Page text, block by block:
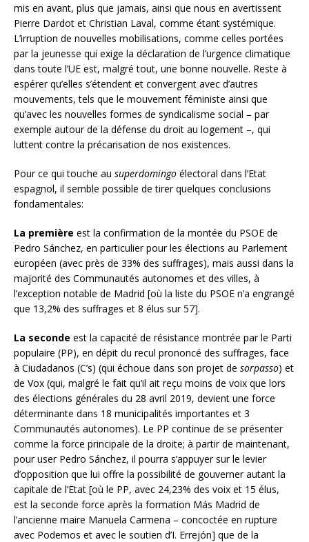
mis en avant, plus que jamais, ainsi que nous en avertissent
Pierre Dardot et Christian Laval, comme étant systémique.
L’irruption de nouvelles mobilisations, comme celles portées
par la jeunesse qui exige la déclaration de l’urgence climatique
dans toute l’UE est, malgré tout, une bonne nouvelle. Reste à
espérer qu’elles s’étendent et convergent avec d’autres
mouvements, tels que le mouvement féministe ainsi que
qu’avec les nouvelles formes de syndicalisme social – par
exemple autour de la défense du droit au logement –, qui
luttent contre la précarisation de nos existences.
Pour ce qui touche au superdomingo électoral dans l’Etat
espagnol, il semble possible de tirer quelques conclusions
fondamentales:
La première est la confirmation de la montée du PSOE de
Pedro Sánchez, en particulier pour les élections au Parlement
européen (avec près de 33% des suffrages), mais aussi dans la
majorité des Communautés autonomes et des villes, à
l’exception notable de Madrid [où la liste du PSOE n’a engrangé
que 13,2% des suffrages et 8 élus sur 57].
La seconde est la capacité de résistance montrée par le Parti
populaire (PP), en dépit du recul prononcé des suffrages, face
à Ciudadanos (C’s) (qui échoue dans son projet de sorpasso) et
de Vox (qui, malgré le fait qu’il ait reçu moins de voix que lors
des élections générales du 28 avril 2019, devient une force
déterminante dans 18 municipalités importantes et 3
Communautés autonomes). Le PP continue de se présenter
comme la force principale de la droite; à partir de maintenant,
pour user Pedro Sánchez, il pourra s’appuyer sur le levier
d’opposition que lui offre la possibilité de gouverner autant la
capitale de l’Etat [où le PP, avec 24,23% des voix et 15 élus,
est la seconde force après la formation Más Madrid de
l’ancienne maire Manuela Carmena – concoctée en rupture
avec Podemos et avec le soutien d’I. Errejón] que de la